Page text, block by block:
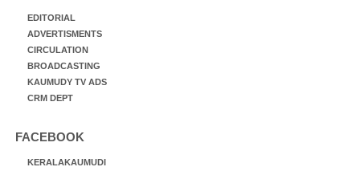
EDITORIAL
ADVERTISMENTS
CIRCULATION
BROADCASTING
KAUMUDY TV ADS
CRM DEPT
FACEBOOK
KERALAKAUMUDI